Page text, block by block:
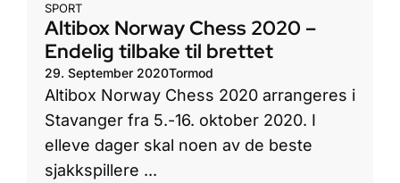
SPORT
Altibox Norway Chess 2020 –
Endelig tilbake til brettet
29. September 2020Tormod
Altibox Norway Chess 2020 arrangeres i
Stavanger fra 5.-16. oktober 2020. I
elleve dager skal noen av de beste
sjakkspillere ...